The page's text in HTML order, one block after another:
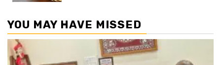
YOU MAY HAVE MISSED